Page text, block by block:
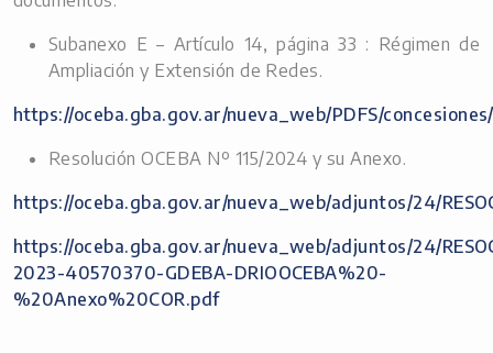
Subanexo E – Artículo 14, página 33 : Régimen de
Ampliación y Extensión de Redes.
https://oceba.gba.gov.ar/nueva_web/PDFS/concesiones/
Resolución OCEBA Nº 115/2024 y su Anexo.
https://oceba.gba.gov.ar/nueva_web/adjuntos/24/
https://oceba.gba.gov.ar/nueva_web/adjuntos/24/
2023-40570370-GDEBA-DRIOOCEBA%20-
%20Anexo%20COR.pdf